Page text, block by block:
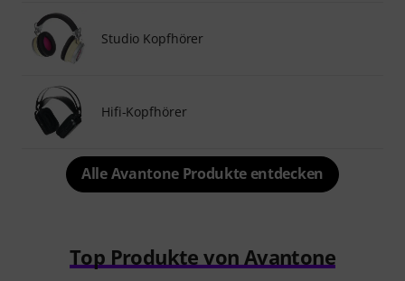
Studio Kopfhörer
Hifi-Kopfhörer
Alle Avantone Produkte entdecken
Top Produkte von Avantone